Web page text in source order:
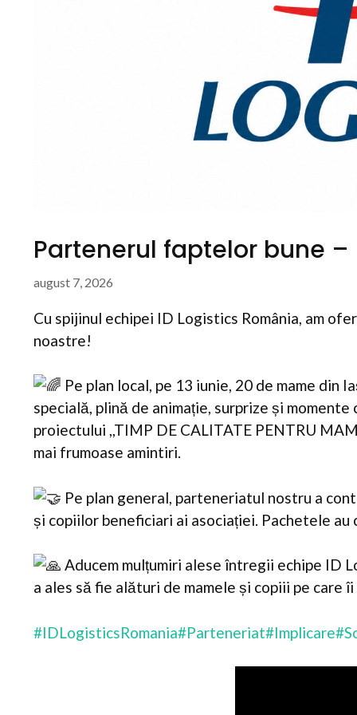
Partenerul faptelor bune –
august 7, 2026
Cu spijinul echipei ID Logistics România, am
noastre!
Pe plan local, pe 13 iunie, 20 de mame din
specială, plină de animație, surprize și
proiectului ,,TIMP DE CALITATE PENTRU
mai frumoase amintiri.
Pe plan general, parteneriatul nostru a
și copiilor beneficiari ai asociației. Pachetele
Aducem mulțumiri alese întregii echipe ID
a ales să fie alături de mamele și copiii pe care
#IDLogisticsRomania#Parteneriat#Implicare